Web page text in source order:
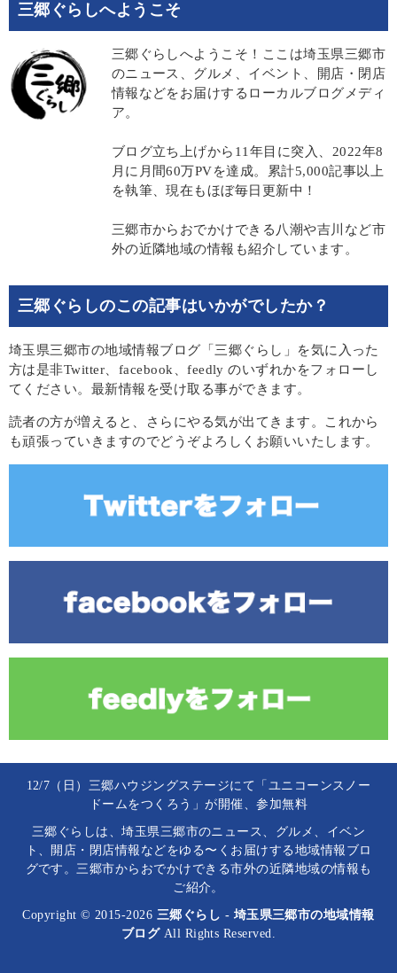
三郷ぐらしへようこそ
三郷ぐらしへようこそ！ここは埼玉県三郷市
のニュース、グルメ、イベント、開店・閉店
情報などをお届けするローカルブログメディ
ア。
ブログ立ち上げから11年目に突入、2022年8
月に月間60万PVを達成。累計5,000記事以上
を執筆、現在もほぼ毎日更新中！
三郷市からおでかけできる八潮や吉川など市
外の近隣地域の情報も紹介しています。
三郷ぐらしのこの記事はいかがでしたか？
埼玉県三郷市の地域情報ブログ「三郷ぐらし」を気に入った
方は是非Twitter、facebook、feedly のいずれかをフォローし
てください。最新情報を受け取る事ができます。
読者の方が増えると、さらにやる気が出てきます。これから
も頑張っていきますのでどうぞよろしくお願いいたします。
12/7（日）三郷ハウジングステージにて「ユニコーンスノー
ドームをつくろう」が開催、参加無料
三郷ぐらしは、埼玉県三郷市のニュース、グルメ、イベン
ト、開店・閉店情報などをゆる〜くお届けする地域情報ブロ
グです。三郷市からおでかけできる市外の近隣地域の情報も
ご紹介。
Copyright © 2015-2026 三郷ぐらし - 埼玉県三郷市の地域情報
ブログAll Rights Reserved.